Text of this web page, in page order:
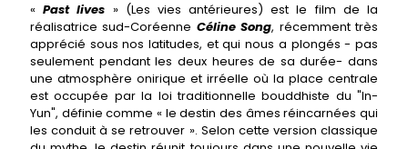
«Past lives » (Les vies antérieures) est le film de la
réalisatrice sud-Coréenne Céline Song, récemment très
apprécié sous nos latitudes, et qui nous a plongés - pas
seulement pendant les deux heures de sa durée- dans
une atmosphère onirique et irréelle où la place centrale
est occupée par la loi traditionnelle bouddhiste du "In-
Yun", définie comme « le destin des âmes réincarnées qui
les conduit à se retrouver ». Selon cette version classique